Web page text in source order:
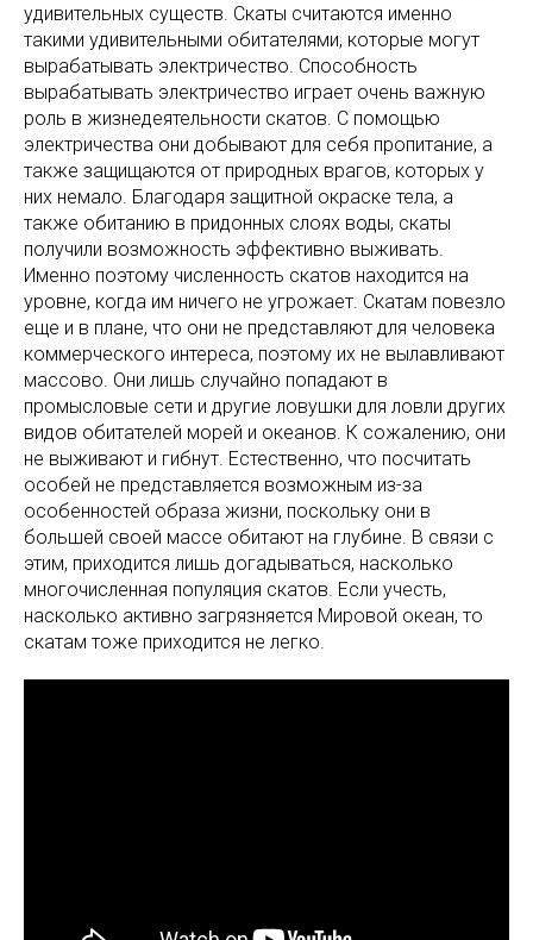
удивительных существ. Скаты считаются именно
такими удивительными обитателями, которые могут
вырабатывать электричество. Способность
вырабатывать электричество играет очень важную
роль в жизнедеятельности скатов. С помощью
электричества они добывают для себя пропитание, а
также защищаются от природных врагов, которых у
них немало. Благодаря защитной окраске тела, а
также обитанию в придонных слоях воды, скаты
получили возможность эффективно выживать.
Именно поэтому численность скатов находится на
уровне, когда им ничего не угрожает. Скатам повезло
еще и в плане, что они не представляют для человека
коммерческого интереса, поэтому их не вылавливают
массово. Они лишь случайно попадают в
промысловые сети и другие ловушки для ловли других
видов обитателей морей и океанов. К сожалению, они
не выживают и гибнут. Естественно, что посчитать
особей не представляется возможным из-за
особенностей образа жизни, поскольку они в
большей своей массе обитают на глубине. В связи с
этим, приходится лишь догадываться, насколько
многочисленная популяция скатов. Если учесть,
насколько активно загрязняется Мировой океан, то
скатам тоже приходится не легко.